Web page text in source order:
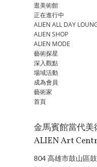
逛美術館
正在進行中
ALIEN ALL DAY
ALIEN SHOP
ALIEN MODE
藝術探星
深入觀點
場域活動
成為會員
藝術家
首頁
金馬賓館當代美
ALIEN Art
804 高雄市鼓山區